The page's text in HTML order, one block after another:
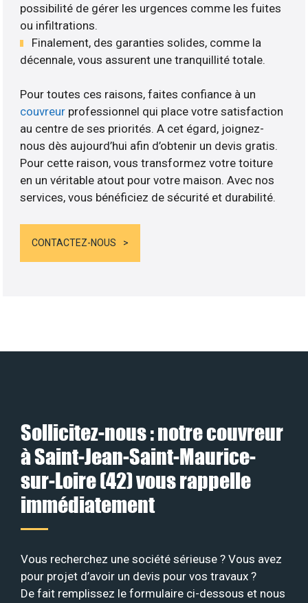
possibilité de gérer les urgences comme les fuites
ou infiltrations.
Finalement, des garanties solides, comme la
décennale, vous assurent une tranquillité totale.
Pour toutes ces raisons, faites confiance à un
couvreur professionnel qui place votre satisfaction
au centre de ses priorités. A cet égard, joignez-
nous dès aujourd’hui afin d’obtenir un devis gratis.
Pour cette raison, vous transformez votre toiture
en un véritable atout pour votre maison. Avec nos
services, vous bénéficiez de sécurité et durabilité.
CONTACTEZ-NOUS
Sollicitez-nous : notre couvreur
à Saint-Jean-Saint-Maurice-
sur-Loire (42) vous rappelle
immédiatement
Vous recherchez une société sérieuse ? Vous avez
pour projet d’avoir un devis pour vos travaux ?
De fait remplissez le formulaire ci-dessous et nous